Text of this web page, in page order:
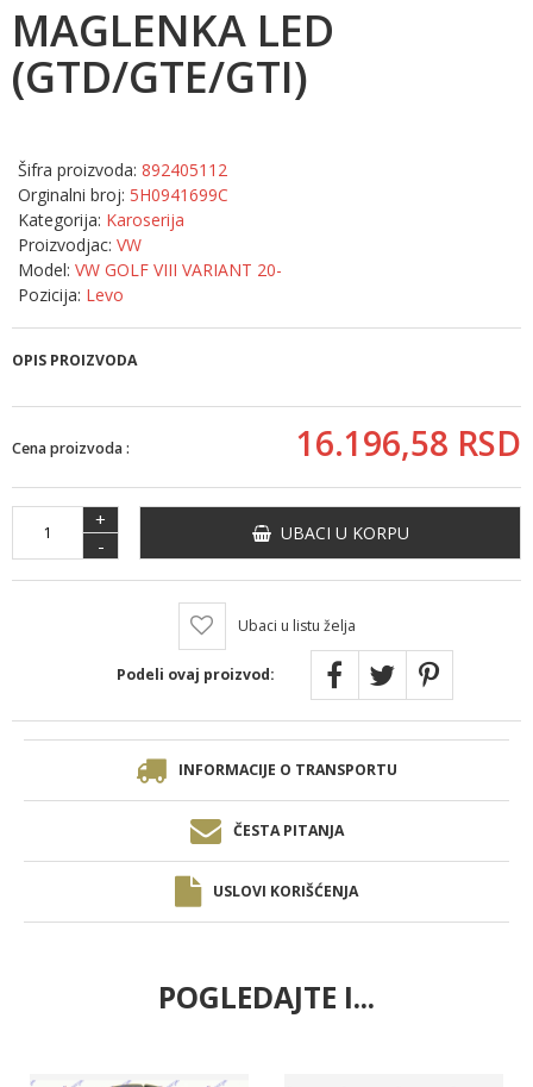
MAGLENKA LED
(GTD/GTE/GTI)
Šifra proizvoda: 892405112
Orginalni broj: 5H0941699C
Kategorija: Karoserija
Proizvodjac: VW
Model: VW GOLF VIII VARIANT 20-
Pozicija: Levo
OPIS PROIZVODA
Cena proizvoda : 16.196,58 RSD
+
-
UBACI U KORPU
Ubaci u listu želja
Podeli ovaj proizvod:
INFORMACIJE O TRANSPORTU
ČESTA PITANJA
USLOVI KORIŠĆENJA
POGLEDAJTE I...